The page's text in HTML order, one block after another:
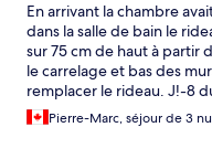
En arrivant la chambre
dans la salle de bain le
sur 75 cm de haut à partir
le carrelage et bas des
remplacer le rideau. J!-8
carrelage. Ils ont passé un
notre plancher de salle de
Pierre-Marc, séjour de 3